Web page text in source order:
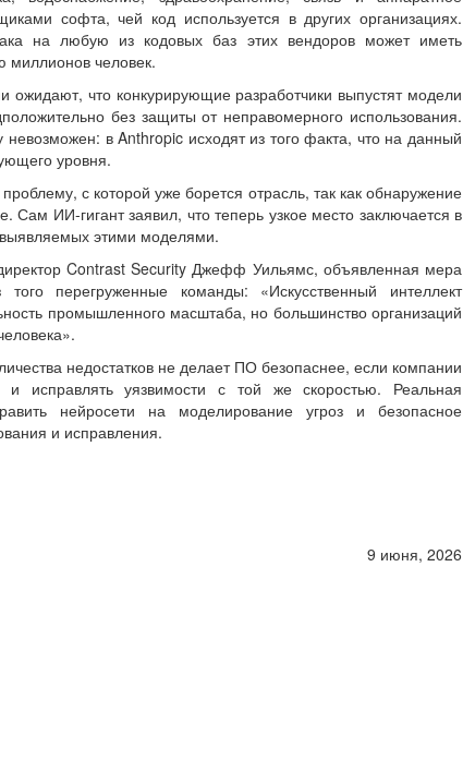
софта, чей код используется в других организациях.
на любую из кодовых баз этих вендоров может иметь
миллионов человек.
ожидают, что конкурирующие разработчики выпустят модели
без защиты от неправомерного использования.
в Anthropic исходят из того факта, что на данный
уровня.
с которой уже борется отрасль, так как обнаружение
ИИ-гигант заявил, что теперь узкое место заключается в
выявляемых этими моделями.
Contrast Security Джефф Уильямс, объявленная мера
перегруженные команды: «Искусственный интеллект
промышленного масштаба, но большинство организаций
недостатков не делает ПО безопаснее, если компании
и исправлять уязвимости с той же скоростью. Реальная
нейросети на моделирование угроз и безопасное
и исправления.
9 июня, 2026